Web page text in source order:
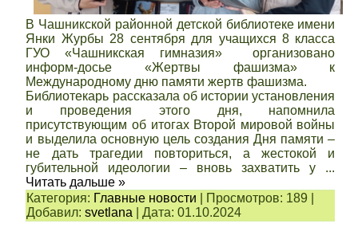
В Чашникской районной детской библиотеке имени
Янки Журбы 28 сентября для учащихся 8 класса
ГУО «Чашникская гимназия» организовано
информ-досье «Жертвы фашизма» к
Международному дню памяти жертв фашизма.
Библиотекарь рассказала об истории установления
и проведения этого дня, напомнила
присутствующим об итогах Второй мировой войны
и выделила основную цель создания Дня памяти –
не дать трагедии повториться, а жестокой и
губительной идеологии – вновь захватить у ...
Читать дальше »
Категория: Главные новости Просмотров: 189
Добавил: svetlana |Дата: 01.10.2024